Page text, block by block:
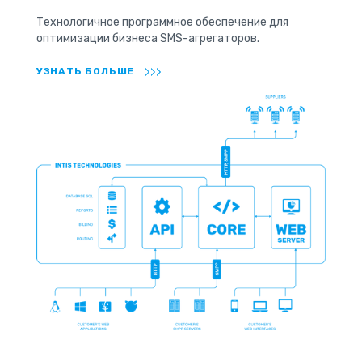
Технологичное программное обеспечение для
оптимизации бизнеса SMS-агрегаторов.
УЗНАТЬ БОЛЬШЕ